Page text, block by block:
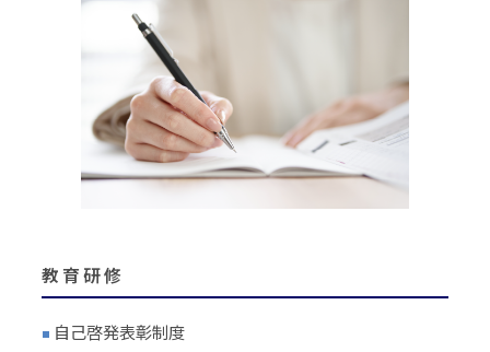
教育研修
■ 自己啓発表彰制度